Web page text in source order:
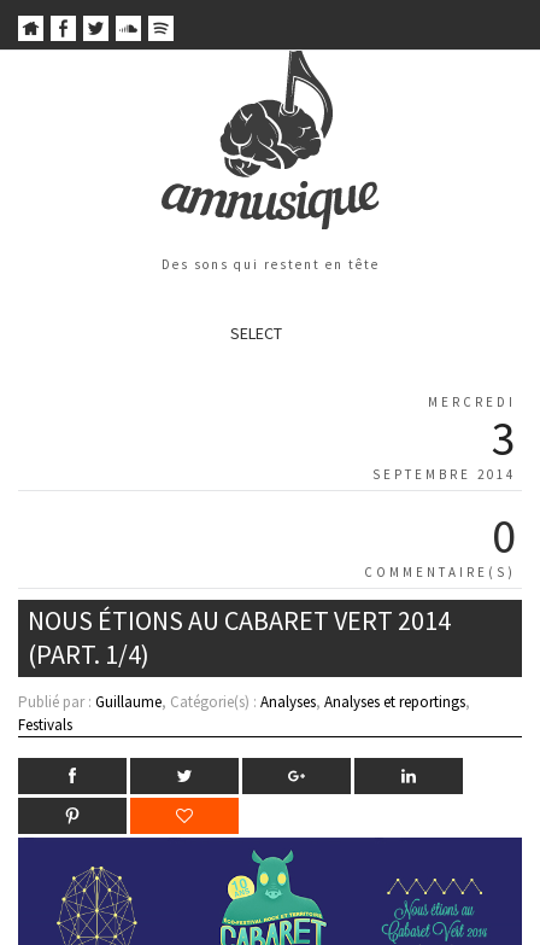
Des sons qui restent en tête
SELECT
MERCREDI
3
SEPTEMBRE 2014
0
COMMENTAIRE(S)
NOUS ÉTIONS AU CABARET VERT 2014
(PART. 1/4)
Publié par : Guillaume, Catégorie(s) : Analyses, Analyses et reportings,
Festivals